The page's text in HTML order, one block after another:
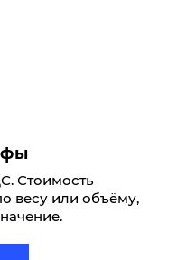
Стоимость
весу или объёму,